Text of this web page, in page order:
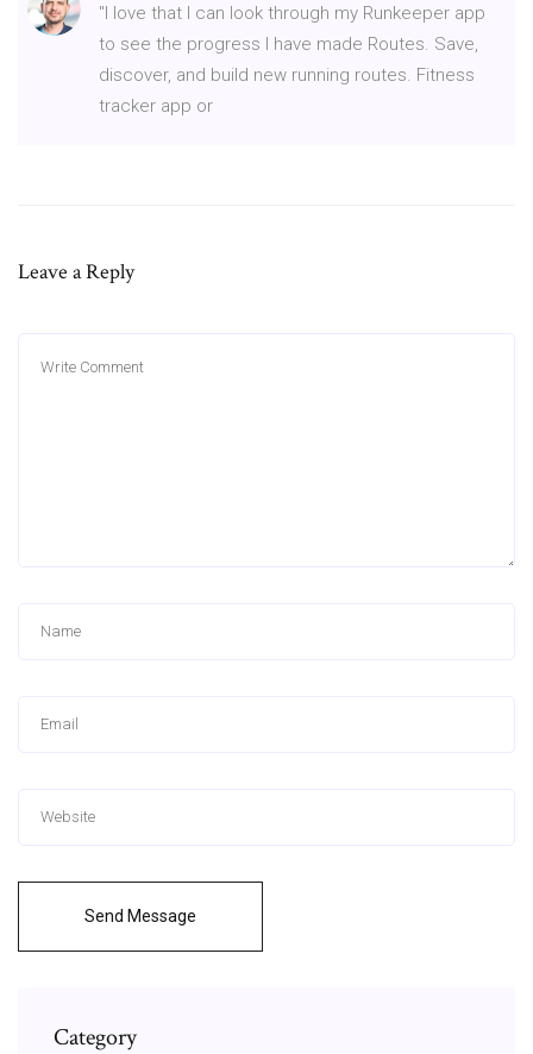
"I love that I can look through my Runkeeper app
to see the progress I have made Routes. Save,
discover, and build new running routes. Fitness
tracker app or
Leave a Reply
Send Message
Category